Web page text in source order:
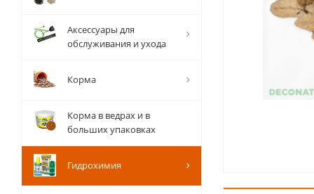
Аксессуары для
обслуживания и ухода
Корма
Корма в ведрах и в
больших упаковках
Гидрохимия